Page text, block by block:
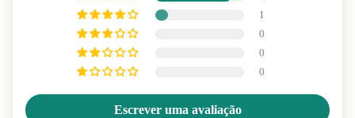
1
0
0
0
Escrever uma avaliação